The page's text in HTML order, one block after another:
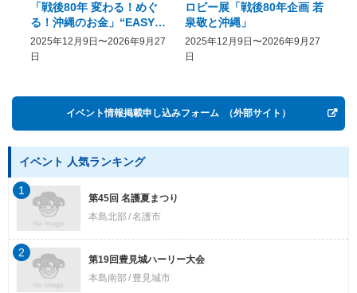
「戦後80年 変わる！めぐ
る！沖縄のお金」“EASY
COME, EASY GO － The
History of Money in
2025年12月9日〜2026年9月27
日
ロビー展「戦後80年企画 若
泉敬と沖縄」
2025年12月9日〜2026年9月27
日
イベント情報掲載申し込みフォーム （外部サイト）
イベント 人気ランキング
第45回 名護夏まつり
本島北部 名護市
1
第19回豊見城ハーリー大会
本島南部
豊見城市
2